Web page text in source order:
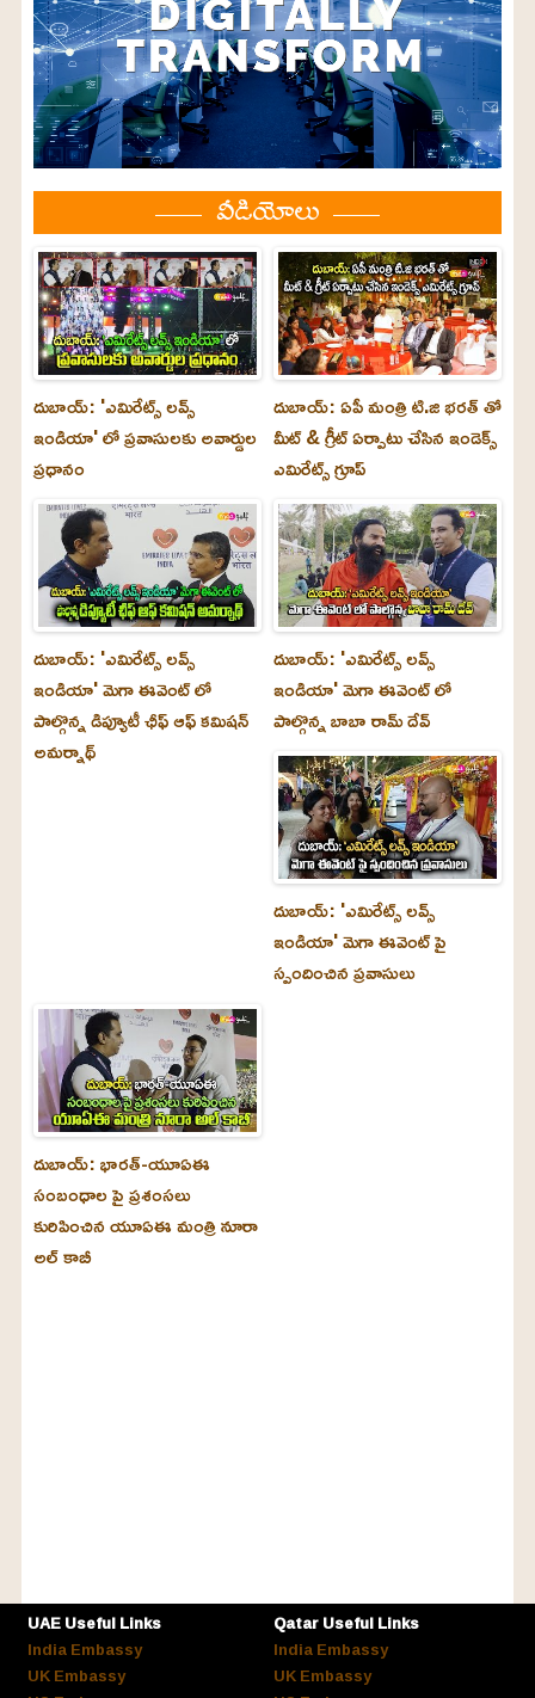
వీడియోలు
దుబాయ్: 'ఎమిరేట్స్ లవ్స్
ఇండియా' లో ప్రవాసులకు అవార్డుల
ప్రధానం
దుబాయ్: ఏపీ మంత్రి టి.జి భరత్ తో
మీట్ & గ్రీట్ ఏర్పాటు చేసిన ఇండెక్స్
ఎమిరేట్స్ గ్రూప్
దుబాయ్‌: 'ఎమిరేట్స్ లవ్స్
ఇండియా' మెగా ఈవెంట్ లో
పాల్గొన్న డిప్యూటీ ఛీఫ్ ఆఫ్ కమిషన్
అమర్నాథ్
దుబాయ్‌: 'ఎమిరేట్స్ లవ్స్
ఇండియా' మెగా ఈవెంట్ లో
పాల్గొన్న బాబా రామ్ దేవ్
దుబాయ్‌: 'ఎమిరేట్స్ లవ్స్
ఇండియా' మెగా ఈవెంట్ పై
స్పందించిన ప్రవాసులు
దుబాయ్‌: భారత్-యూఏఈ
సంబంధాల పై ప్రశంసలు
కురిపించిన యూఏఈ మంత్రి నూరా
అల్‌ కాబీ
UAE Useful Links
India Embassy
UK Embassy
Qatar Useful Links
India Embassy
UK Embassy